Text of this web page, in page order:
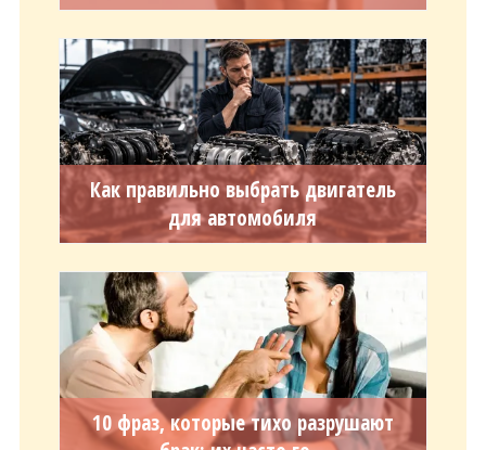
Как правильно выбрать двигатель
для автомобиля
10 фраз, которые тихо разрушают